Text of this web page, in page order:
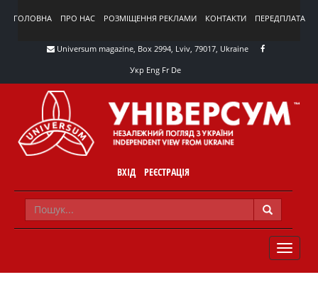
ГОЛОВНА ПРО НАС РОЗМІЩЕННЯ РЕКЛАМИ КОНТАКТИ ПЕРЕДПЛАТА
Universum magazine, Box 2994, Lviv, 79017, Ukraine
Укр Eng Fr De
ВХІД РЕЄСТРАЦІЯ
TOGGLE